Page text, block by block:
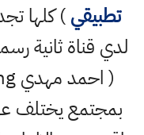
تطبيقي) كلها
لدي قناة ثانية
بمجتمع يختلف عن